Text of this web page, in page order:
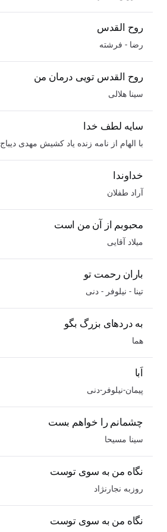
روح القدس
رضا - فرشته
روح القدس تویی درمان من
سینا هلالی
سایه لطف خدا
با الهام از نامه زنده یاد کشیش مهدی دیباج
خداوندا
آراد طفلان
محبوبم از آن من است
میلاد آقایی
باران رحمت تو
تینا - نیلوفر - دنی
به دردهای بزرگ بگو
هما
اَبا
پیمان-نیلوفر-دنی
چشمانم را خواهم بست
سینا مسیحا
نگاه من به سوی توست
روزبه نجارنژاد
نگاه من به سوی توست